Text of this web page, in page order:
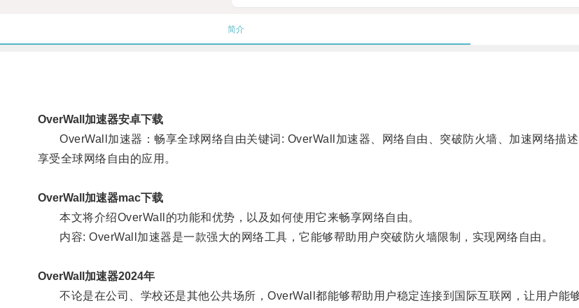
简介
OverWall加速器安卓下载
OverWall加速器：畅享全球网络自由关键词: OverWall加速器、网络自由、突破防火墙、加速网络描述
享受全球网络自由的应用。
OverWall加速器mac下载
本文将介绍OverWall的功能和优势，以及如何使用它来畅享网络自由。
内容: OverWall加速器是一款强大的网络工具，它能够帮助用户突破防火墙限制，实现网络自由。
OverWall加速器2024年
不论是在公司、学校还是其他公共场所，OverWall都能够帮助用户稳定连接到国际互联网，让用户能